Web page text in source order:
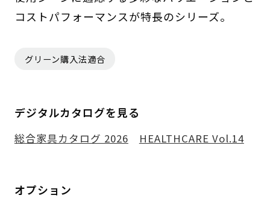
コストパフォーマンスが特長のシリーズ。
グリーン購入法適合
デジタルカタログを見る
総合家具カタログ 2026 HEALTHCARE Vol.14
オプション